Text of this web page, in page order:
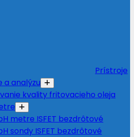
Prístroje
a analýzu
kvality fritovacieho oleja
metre ISFET bezdrôtové
sondy ISFET bezdrôtové